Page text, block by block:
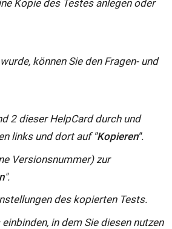
Kopie des Testes anlegen oder
können Sie den Fragen- und
2 dieser HelpCard durch und
links und dort auf "Kopieren".
Versionsnummer) zur
".
des kopierten Tests.
in dem Sie diesen nutzen